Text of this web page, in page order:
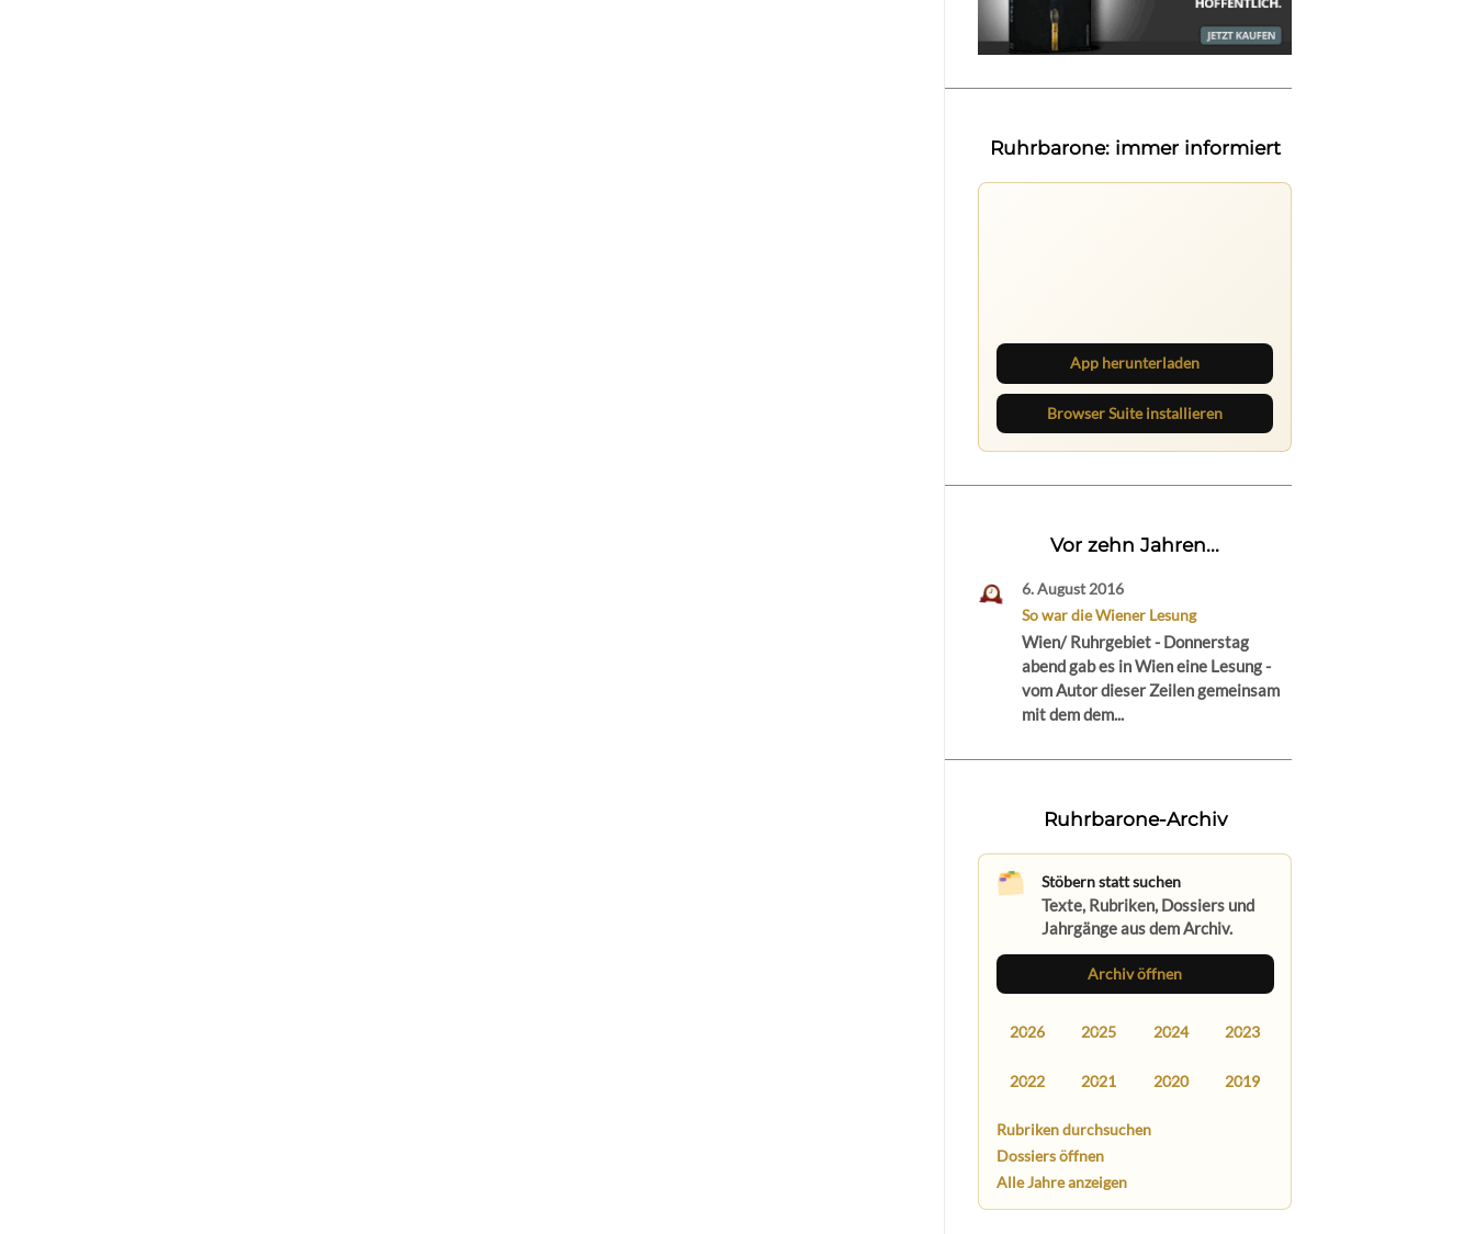
Ruhrbarone: immer informiert
App herunterladen
Browser Suite installieren
Vor zehn Jahren...
6. August 2016
So war die Wiener Lesung
Wien/ Ruhrgebiet - Donnerstag
abend gab es in Wien eine Lesung -
vom Autor dieser Zeilen gemeinsam
mit dem dem...
Ruhrbarone-Archiv
Stöbern statt suchen
Texte, Rubriken, Dossiers und
Jahrgänge aus dem Archiv.
Archiv öffnen
2026 2025 2024 2023
2022 2021 2020 2019
Rubriken durchsuchen
Dossiers öffnen
Alle Jahre anzeigen